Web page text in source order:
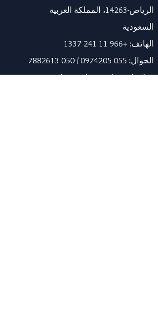
الرياض-14263، المملكة العربية
السعودية
الهاتف: +966 11 241 1337
الجوال: 055 0974205
/
050 7882613
معلومات عنا@yelma-seal.com